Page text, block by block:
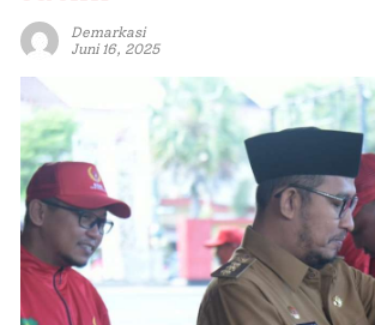
Demarkasi
Juni 16, 2025